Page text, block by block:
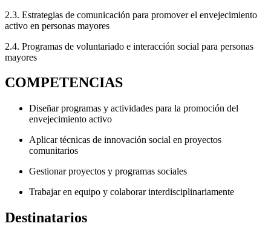
2.3. Estrategias de comunicación para promover el envejecimiento
activo en personas mayores
2.4. Programas de voluntariado e interacción social para personas
mayores
COMPETENCIAS
Diseñar programas y actividades para la promoción del
envejecimiento activo
Aplicar técnicas de innovación social en proyectos
comunitarios
Gestionar proyectos y programas sociales
Trabajar en equipo y colaborar interdisciplinariamente
Destinatarios